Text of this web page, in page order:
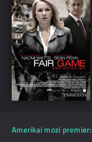
Amerikai mozi premier: